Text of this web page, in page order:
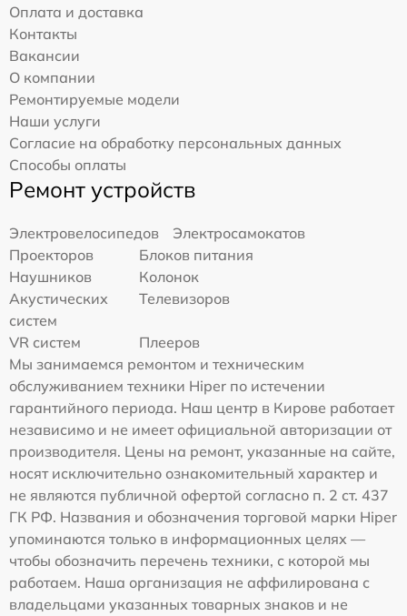
Оплата и доставка
Контакты
Вакансии
О компании
Ремонтируемые модели
Наши услуги
Согласие на обработку персональных данных
Способы оплаты
Ремонт устройств
Электровелосипедов
Электросамокатов
Проекторов
Блоков питания
Наушников
Колонок
Акустических
систем
Телевизоров
VR систем
Плееров
Мы занимаемся ремонтом и техническим
обслуживанием техники Hiper по истечении
гарантийного периода. Наш центр в Кирове работает
независимо и не имеет официальной авторизации от
производителя. Цены на ремонт, указанные на сайте,
носят исключительно ознакомительный характер и
не являются публичной офертой согласно п. 2 ст. 437
ГК РФ. Названия и обозначения торговой марки Hiper
упоминаются только в информационных целях —
чтобы обозначить перечень техники, с которой мы
работаем. Наша организация не аффилирована с
владельцами указанных товарных знаков и не